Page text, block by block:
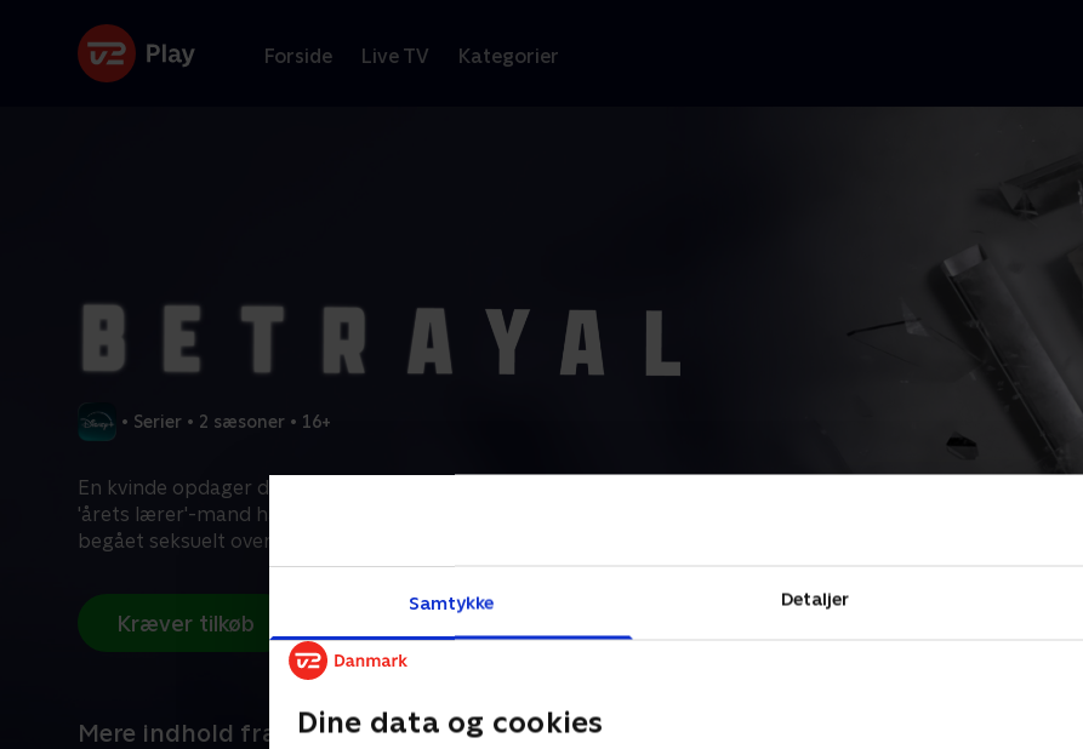
Samtykke Detaljer
Dine data og cookies
Forside Live TV Kategorier
• Serier • 2 sæsoner • 16+
En kvinde opdager det bedrageriske dobbeltliv, som hendes
'årets lærer'-mand har levet, da han bliver anholdt for at have
begået seksuelt overgreb på en af sine teenage-elever.
Kræver tilkøb
Mere indhold fra Disney+